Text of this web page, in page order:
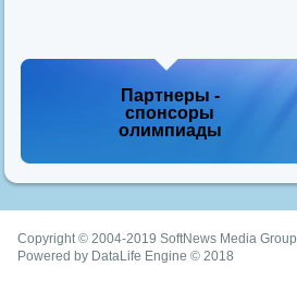
Партнеры -
спонсоры
олимпиады
Copyright © 2004-2019 SoftNews Media Group
Powered by DataLife Engine © 2018